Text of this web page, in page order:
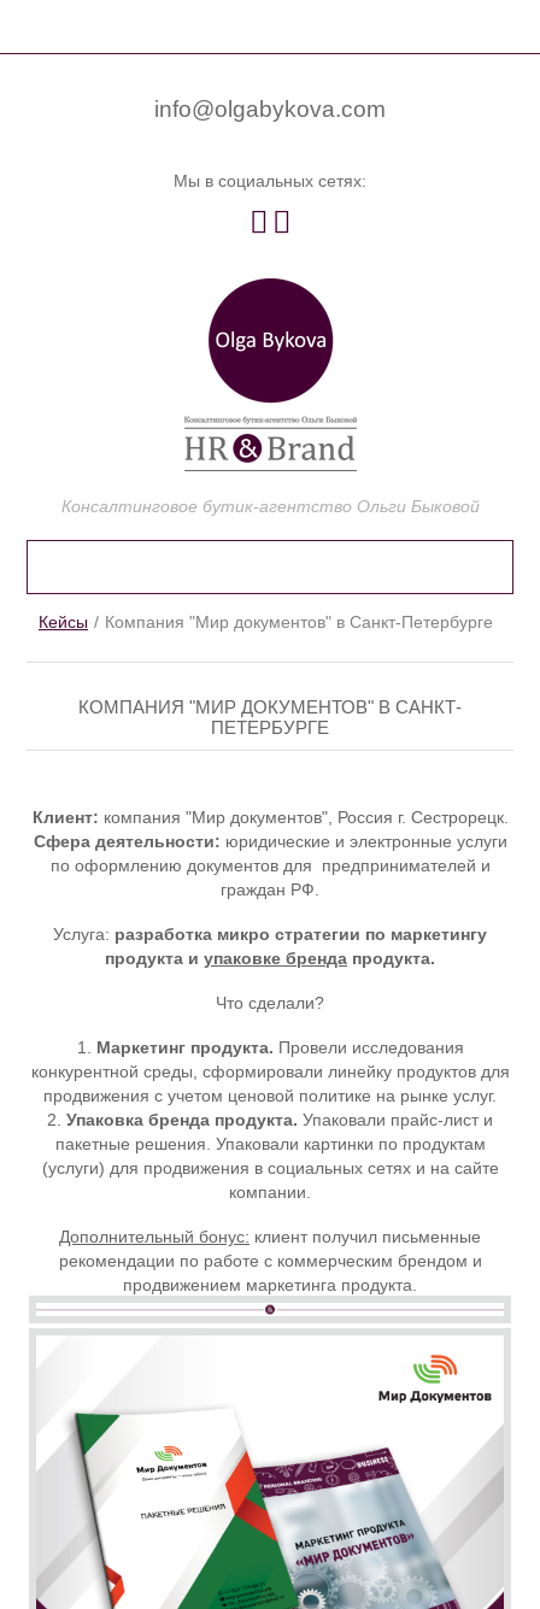
info@olgabykova.com
Мы в социальных сетях:
 
Консалтинговое бутик-агентство Ольги Быковой
Кейсы Компания "Мир документов" в Санкт-Петербурге
КОМПАНИЯ "МИР ДОКУМЕНТОВ" В САНКТ-
ПЕТЕРБУРГЕ
Клиент: компания "Мир документов", Россия г. Сестрорецк.
Сфера деятельности: юридические и электронные услуги
по оформлению документов для предпринимателей и
граждан РФ.
Услуга: разработка микро стратегии по маркетингу
продукта и упаковке бренда продукта.
Что сделали?
1. Маркетинг продукта. Провели исследования
конкурентной среды, сформировали линейку продуктов для
продвижения с учетом ценовой политике на рынке услуг.
2. Упаковка бренда продукта. Упаковали прайс-лист и
пакетные решения. Упаковали картинки по продуктам
(услуги) для продвижения в социальных сетях и на сайте
компании.
Дополнительный бонус: клиент получил письменные
рекомендации по работе с коммерческим брендом и
продвижением маркетинга продукта.